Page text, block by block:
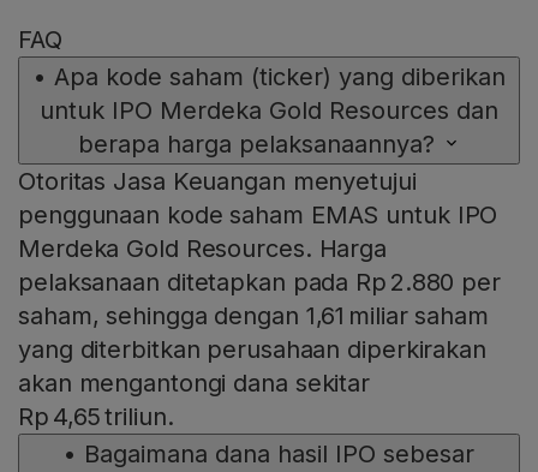
FAQ
• Apa kode saham (ticker) yang diberikan
untuk IPO Merdeka Gold Resources dan
berapa harga pelaksanaannya?
Otoritas Jasa Keuangan menyetujui
penggunaan kode saham EMAS untuk IPO
Merdeka Gold Resources. Harga
pelaksanaan ditetapkan pada Rp 2.880 per
saham, sehingga dengan 1,61 miliar saham
yang diterbitkan perusahaan diperkirakan
akan mengantongi dana sekitar
Rp 4,65 triliun.
• Bagaimana dana hasil IPO sebesar